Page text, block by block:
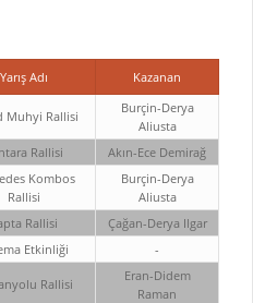
Yarış Adı Kazanan
Muhyi Rallisi
Burçin-Derya
Aliusta
Rallisi Akın-Ece Demirağ
Kombos
Rallisi
Burçin-Derya
Aliusta
Rallisi
Çağan-Derya Ilgar
Etkinliği -
Rallisi
Eran-Didem
Raman